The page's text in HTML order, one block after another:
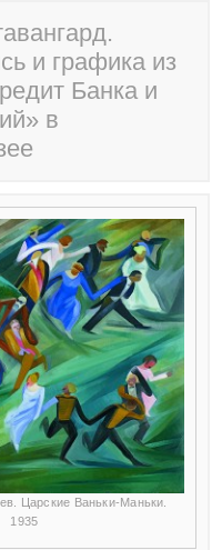
и графика из
Банка и
в
Царские Ваньки-Маньки.
1935